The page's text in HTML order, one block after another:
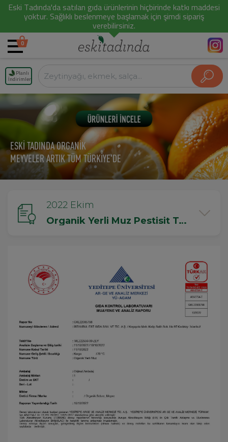
Eski Tadında'da satılan gıda ürünlerinin hiçbirinde katkı maddesi
yoktur. Sağlıklı beslenmeye başlamak için şimdi sipariş
verebilirsiniz.
0
Planlı
İndirimler
ESKİ TADINDA ORGANİK
MEYVELER ARTIK TÜM TÜRKİYE'DE
2022 Ekim
Organik Yerli Muz Pestisit Testi